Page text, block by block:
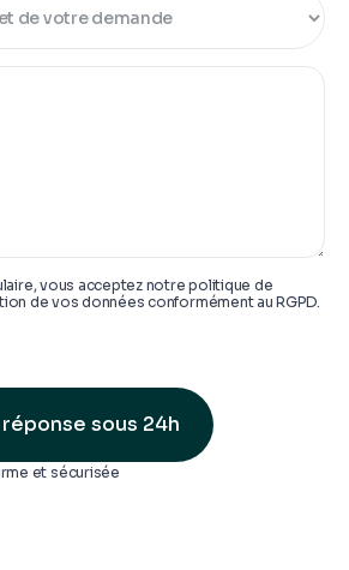
vous acceptez notre politique de
de vos données conformément au RGPD.
sous 24h
et sécurisée